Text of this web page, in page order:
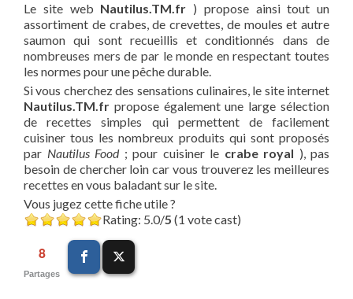
Le site web Nautilus.TM.fr ) propose ainsi tout un
assortiment de crabes, de crevettes, de moules et autre
saumon qui sont recueillis et conditionnés dans de
nombreuses mers de par le monde en respectant toutes
les normes pour une pêche durable.
Si vous cherchez des sensations culinaires, le site internet
Nautilus.TM.fr propose également une large sélection
de recettes simples qui permettent de facilement
cuisiner tous les nombreux produits qui sont proposés
par Nautilus Food; pour cuisiner le crabe royal ), pas
besoin de chercher loin car vous trouverez les meilleures
recettes en vous baladant sur le site.
Vous jugez cette fiche utile ?
Rating: 5.0/5 (1 vote cast)
8
Partages